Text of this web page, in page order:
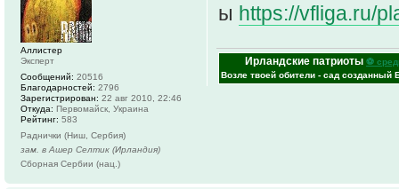
ы https://vfliga.ru/
Ирландские патриоты ⚽
Возле твоей обители - сад созданный
Аллистер
Эксперт
Сообщений: 20516
Благодарностей: 2796
Зарегистрирован: 22 авг 2010, 22:46
Откуда: Первомайск, Украина
Рейтинг: 583
Раднички (Ниш, Сербия)
зам. в Ашер Селтик (Ирландия)
Сборная Сербии (нац.)